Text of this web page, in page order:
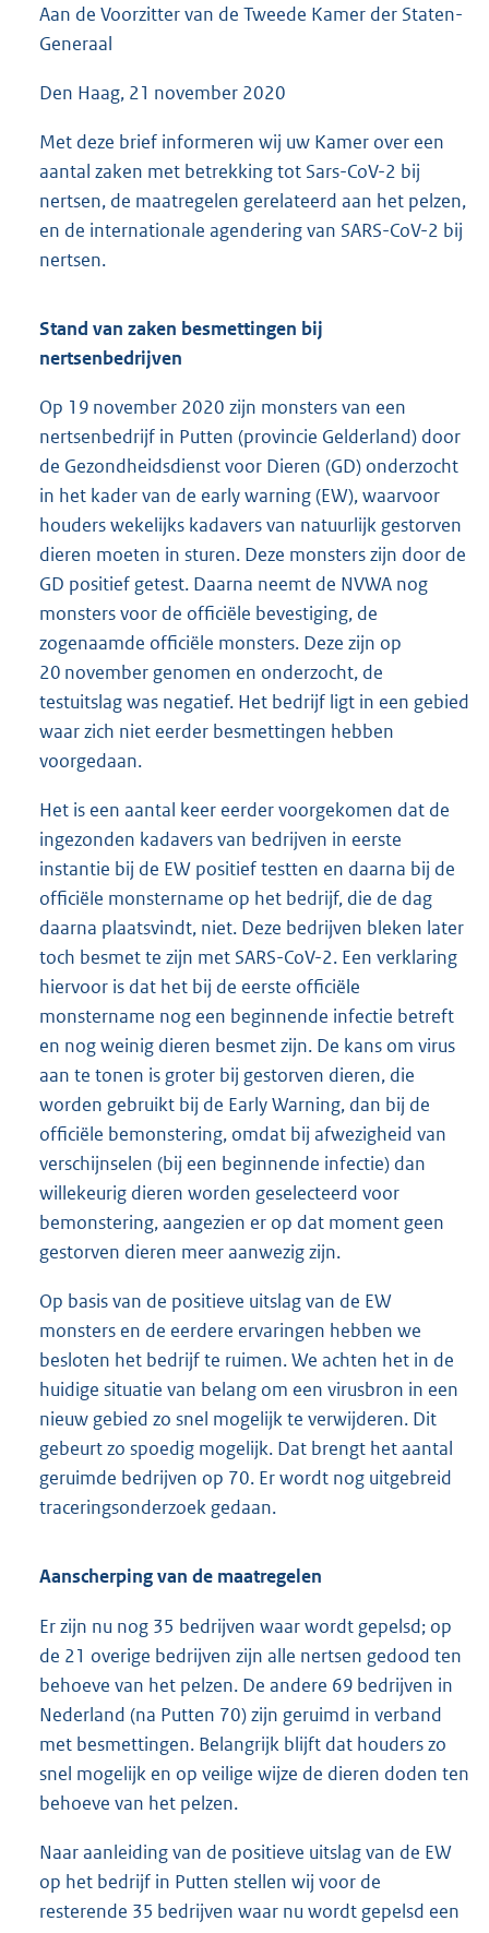
Aan de Voorzitter van de Tweede Kamer der Staten-
Generaal
Den Haag, 21 november 2020
Met deze brief informeren wij uw Kamer over een
aantal zaken met betrekking tot Sars-CoV-2 bij
nertsen, de maatregelen gerelateerd aan het pelzen,
en de internationale agendering van SARS-CoV-2 bij
nertsen.
Stand van zaken besmettingen bij
nertsenbedrijven
Op 19 november 2020 zijn monsters van een
nertsenbedrijf in Putten (provincie Gelderland) door
de Gezondheidsdienst voor Dieren (GD) onderzocht
in het kader van de early warning (EW), waarvoor
houders wekelijks kadavers van natuurlijk gestorven
dieren moeten in sturen. Deze monsters zijn door de
GD positief getest. Daarna neemt de NVWA nog
monsters voor de officiële bevestiging, de
zogenaamde officiële monsters. Deze zijn op
20 november genomen en onderzocht, de
testuitslag was negatief. Het bedrijf ligt in een gebied
waar zich niet eerder besmettingen hebben
voorgedaan.
Het is een aantal keer eerder voorgekomen dat de
ingezonden kadavers van bedrijven in eerste
instantie bij de EW positief testten en daarna bij de
officiële monstername op het bedrijf, die de dag
daarna plaatsvindt, niet. Deze bedrijven bleken later
toch besmet te zijn met SARS-CoV-2. Een verklaring
hiervoor is dat het bij de eerste officiële
monstername nog een beginnende infectie betreft
en nog weinig dieren besmet zijn. De kans om virus
aan te tonen is groter bij gestorven dieren, die
worden gebruikt bij de Early Warning, dan bij de
officiële bemonstering, omdat bij afwezigheid van
verschijnselen (bij een beginnende infectie) dan
willekeurig dieren worden geselecteerd voor
bemonstering, aangezien er op dat moment geen
gestorven dieren meer aanwezig zijn.
Op basis van de positieve uitslag van de EW
monsters en de eerdere ervaringen hebben we
besloten het bedrijf te ruimen. We achten het in de
huidige situatie van belang om een virusbron in een
nieuw gebied zo snel mogelijk te verwijderen. Dit
gebeurt zo spoedig mogelijk. Dat brengt het aantal
geruimde bedrijven op 70. Er wordt nog uitgebreid
traceringsonderzoek gedaan.
Aanscherping van de maatregelen
Er zijn nu nog 35 bedrijven waar wordt gepelsd; op
de 21 overige bedrijven zijn alle nertsen gedood ten
behoeve van het pelzen. De andere 69 bedrijven in
Nederland (na Putten 70) zijn geruimd in verband
met besmettingen. Belangrijk blijft dat houders zo
snel mogelijk en op veilige wijze de dieren doden ten
behoeve van het pelzen.
Naar aanleiding van de positieve uitslag van de EW
op het bedrijf in Putten stellen wij voor de
resterende 35 bedrijven waar nu wordt gepelsd een